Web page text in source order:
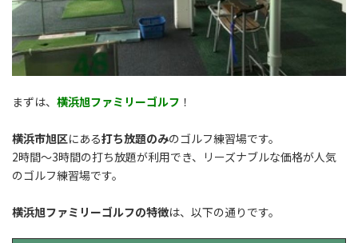
まずは、 横浜旭ファミリーゴルフ ！
横浜市旭区にある打ち放題のみのゴルフ練習場です。
2時間〜3時間の打ち放題が利用でき、リーズナブルな価格が人気
のゴルフ練習場です。
横浜旭ファミリーゴルフの特徴は、以下の通りです。